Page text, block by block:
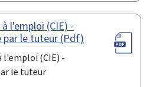
l'emploi (CIE) -
par le tuteur (Pdf)
(CIE) -
le tuteur